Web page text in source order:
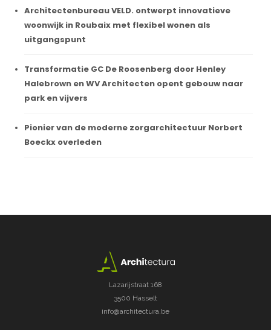
Architectenbureau VELD. ontwerpt innovatieve
woonwijk in Roubaix met flexibel wonen als
uitgangspunt
Transformatie GC De Roosenberg door Henley
Halebrown en WV Architecten opent gebouw naar
park en vijvers
Pionier van de moderne zorgarchitectuur Norbert
Boeckx overleden
Lazarijstraat 168
3500 Hasselt
info@architectura.be